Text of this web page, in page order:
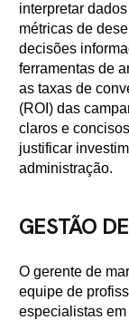
interpretar
métricas de
decisões
ferramentas de
as taxas de
(ROI) das
claros e
justificar
administração.
GESTÃO
O gerente de
equipe de
especialistas